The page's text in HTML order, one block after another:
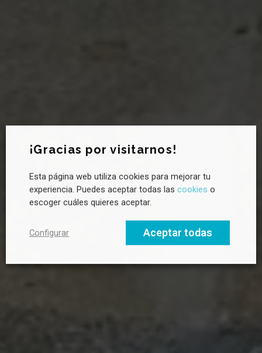
¡Gracias por visitarnos!
Esta página web utiliza cookies para mejorar tu
experiencia. Puedes aceptar todas las cookies o
escoger cuáles quieres aceptar.
Configurar Aceptar todas
¿Quieres saber más sobre sostenibilidad?
Suscríbete a la newsletter de CANVAS para recibir novedades
cada mes, tendencias clave y buenas prácticas en liderazgo
hacia un futuro sostenible.